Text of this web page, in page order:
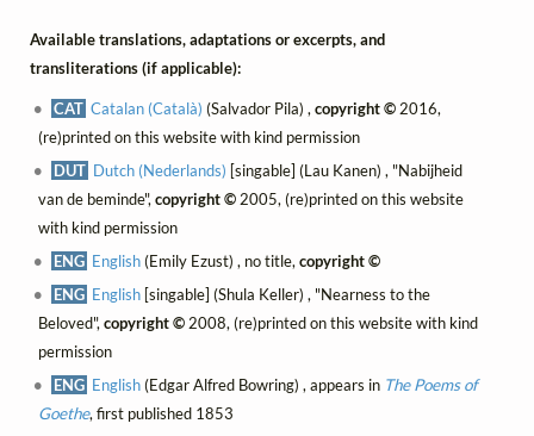
Available translations, adaptations or excerpts, and
transliterations (if applicable):
CAT Catalan (Català) (Salvador Pila) ,copyright © 2016,
(re)printed on this website with kind permission
DUT Dutch (Nederlands) [singable] (Lau Kanen) , "Nabijheid
van de beminde", copyright ©2005, (re)printed on this website
with kind permission
ENG English(Emily Ezust) , no title,copyright ©
ENG English [singable] (Shula Keller) , "Nearness to the
Beloved", copyright ©2008, (re)printed on this website with kind
permission
ENG English(Edgar Alfred Bowring) , appears in The Poems of
Goethe, first published 1853